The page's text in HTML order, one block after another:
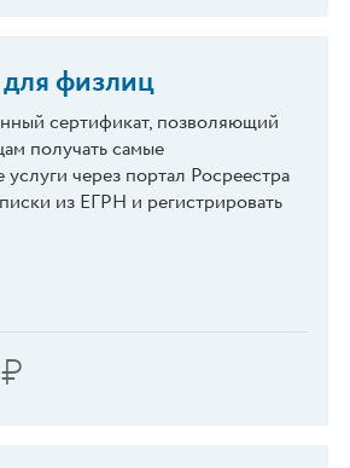
физлиц
сертификат, позволяющий
получать самые
через портал Росреестра
из ЕГРН и регистрировать
₽